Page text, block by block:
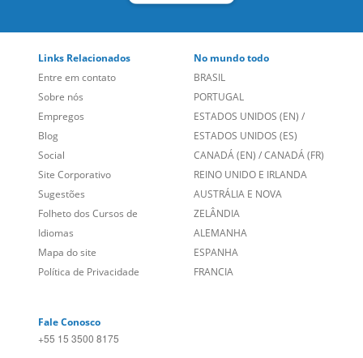
Links Relacionados
Entre em contato
Sobre nós
Empregos
Blog
Social
Site Corporativo
Sugestões
Mapa do site
No mundo todo
BRASIL
PORTUGAL
ESTADOS UNIDOS (EN)
ESTADOS UNIDOS (ES)
CANADÁ (EN)
REINO UNIDO E IRLANDA
AUSTRÁLIA E NOVA